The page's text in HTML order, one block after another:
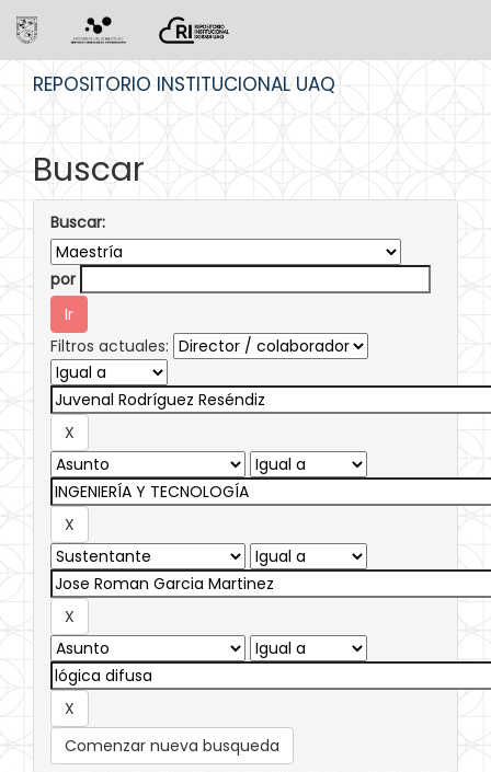
REPOSITORIO INSTITUCIONAL UAQ
Buscar
Buscar:
por
Filtros actuales:
Comenzar nueva busqueda